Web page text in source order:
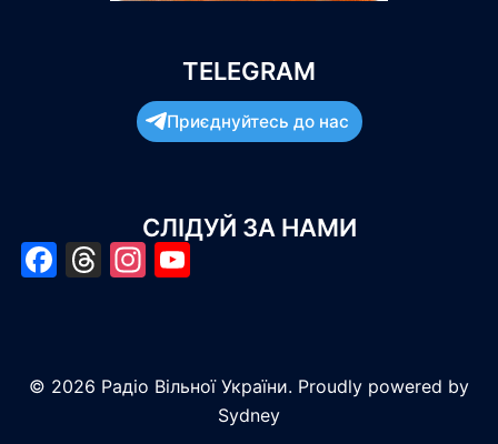
TELEGRAM
Приєднуйтесь до нас
СЛІДУЙ ЗА НАМИ
Facebook
Threads
Instagram
© 2026 Радіо Вільної України. Proudly powered by
Sydney